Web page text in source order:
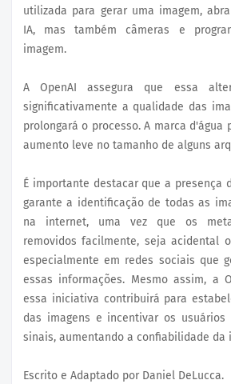
utilizada para gerar uma imagem,
IA, mas também câmeras e
imagem.
A OpenAI assegura que essa
significativamente a qualidade das
prolongará o processo. A marca d'água
aumento leve no tamanho de alguns
É importante destacar que a presença
garante a identificação de todas as
na internet, uma vez que os
removidos facilmente, seja acidental
especialmente em redes sociais que
essas informações. Mesmo assim, a
essa iniciativa contribuirá para
das imagens e incentivar os usuários
sinais, aumentando a confiabilidade da
Escrito e Adaptado por Daniel DeLucca.